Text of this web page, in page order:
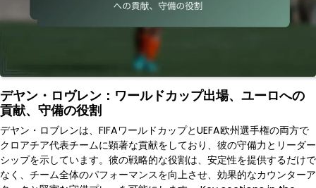
デヤン・ロヴレン：ワールドカップ出場、ユーロへの
貢献、守備の役割
デヤン・ロブレンは、FIFAワールドカップとUEFA欧州選手権の両方で
クロアチア代表チームに顕著な貢献をしており、彼の守備力とリーダー
シップを示しています。彼の戦略的な役割は、安定性を提供するだけで
なく、チーム全体のパフォーマンスを向上させ、効果的なカウンターア